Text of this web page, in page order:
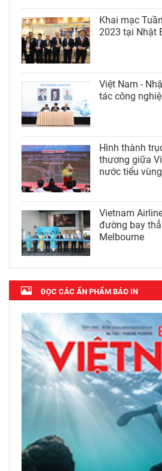
Khai mạc
2023 tại Nhật
Việt Nam -
tác công
Hình thành
thương giữa
nước tiểu
Vietnam
đường bay
Melbourne
ĐỌC CÁC ẤN PHẨM BÁO IN